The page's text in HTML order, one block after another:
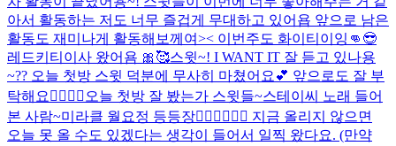
아서 활동하는 저도 너무 즐겁게 무대하고 있어욥 앞으로 남은
활동도 재미나게 활동해보께여>< 이번주도 화이티이잉👊😎
레드키티이사 왔어욤 🎀🥰스윗~! I WANT IT 잘 듣고 있나용
~?? 오늘 첫방 스윗 덕분에 무사히 마쳤어요💕 앞으로도 잘 부
탁해요❤️‍🔥❤️‍🔥 오늘 첫방 잘 봤는가 스윗들~스테이씨 노래 들어
본 사람~미라클 월요정 등등장🧚🏻‍♀️🧚🏻‍♀️ 지금 올리지 않으면
오늘 못 올 수도 있겠다는 생각이 들어서 일찍 왔다요. (만약